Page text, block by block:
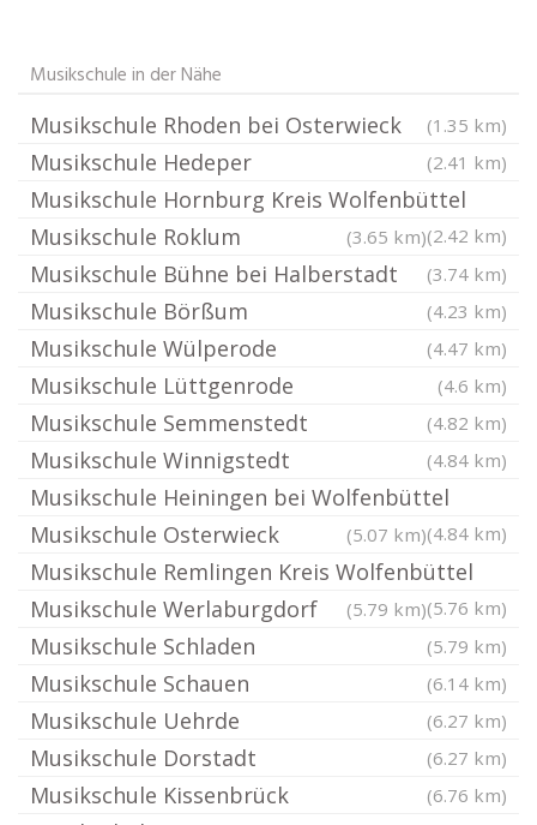
Musikschule in der Nähe
Musikschule Rhoden bei Osterwieck (1.35 km)
Musikschule Hedeper (2.41 km)
Musikschule Hornburg Kreis Wolfenbüttel
(2.42 km)
Musikschule Roklum (3.65 km)
Musikschule Bühne bei Halberstadt (3.74 km)
Musikschule Börßum (4.23 km)
Musikschule Wülperode (4.47 km)
Musikschule Lüttgenrode (4.6 km)
Musikschule Semmenstedt (4.82 km)
Musikschule Winnigstedt (4.84 km)
Musikschule Heiningen bei Wolfenbüttel
(4.84 km)
Musikschule Osterwieck (5.07 km)
Musikschule Remlingen Kreis Wolfenbüttel
(5.76 km)
Musikschule Werlaburgdorf (5.79 km)
Musikschule Schladen (5.79 km)
Musikschule Schauen (6.14 km)
Musikschule Uehrde (6.27 km)
Musikschule Dorstadt (6.27 km)
Musikschule Kissenbrück (6.76 km)